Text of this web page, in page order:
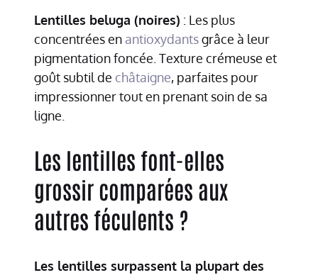
Lentilles beluga (noires) : Les plus
concentrées en antioxydantsgrâce à leur
pigmentation foncée. Texture crémeuse et
goût subtil de châtaigne, parfaites pour
impressionner tout en prenant soin de sa
ligne.
Les lentilles font-elles
grossir comparées aux
autres féculents ?
Les lentilles surpassent la plupart des